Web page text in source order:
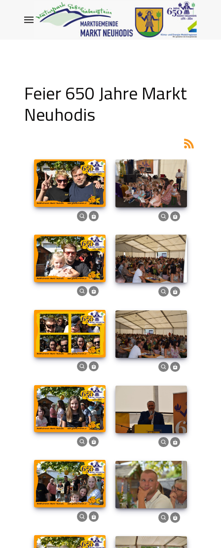
Feier 650 Jahre Markt
Neuhodis